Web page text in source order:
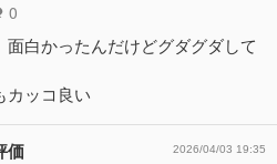
0
面白かったんだけどグダグダして
カッコ良い
価 2026/04/03 19:35